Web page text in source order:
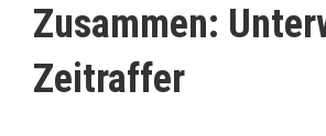
Zusammen:
Zeitraffer